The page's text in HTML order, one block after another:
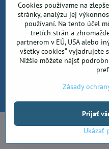
Kancelárske
Kreatívne potreby
2026
Predvoľby súkromia
Cookies používame na
stránky, analýzu jej
používaní. Na tento účel
tretích strán a
partnerom v EÚ, USA alebo
všetky cookies“ vyjadrujete
Nižšie môžete nájsť
Zásady
Ukázať
Prijať